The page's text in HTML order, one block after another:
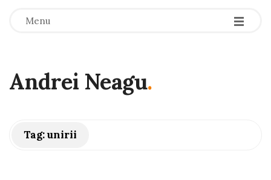
Menu -
-
-
Andrei Neagu.
Tag:unirii